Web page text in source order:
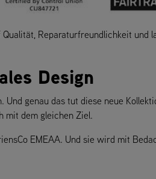
Reparaturfreundlichkeit und
Design
genau das tut diese neue
mit dem gleichen Ziel.
EMEAA. Und sie wird mit